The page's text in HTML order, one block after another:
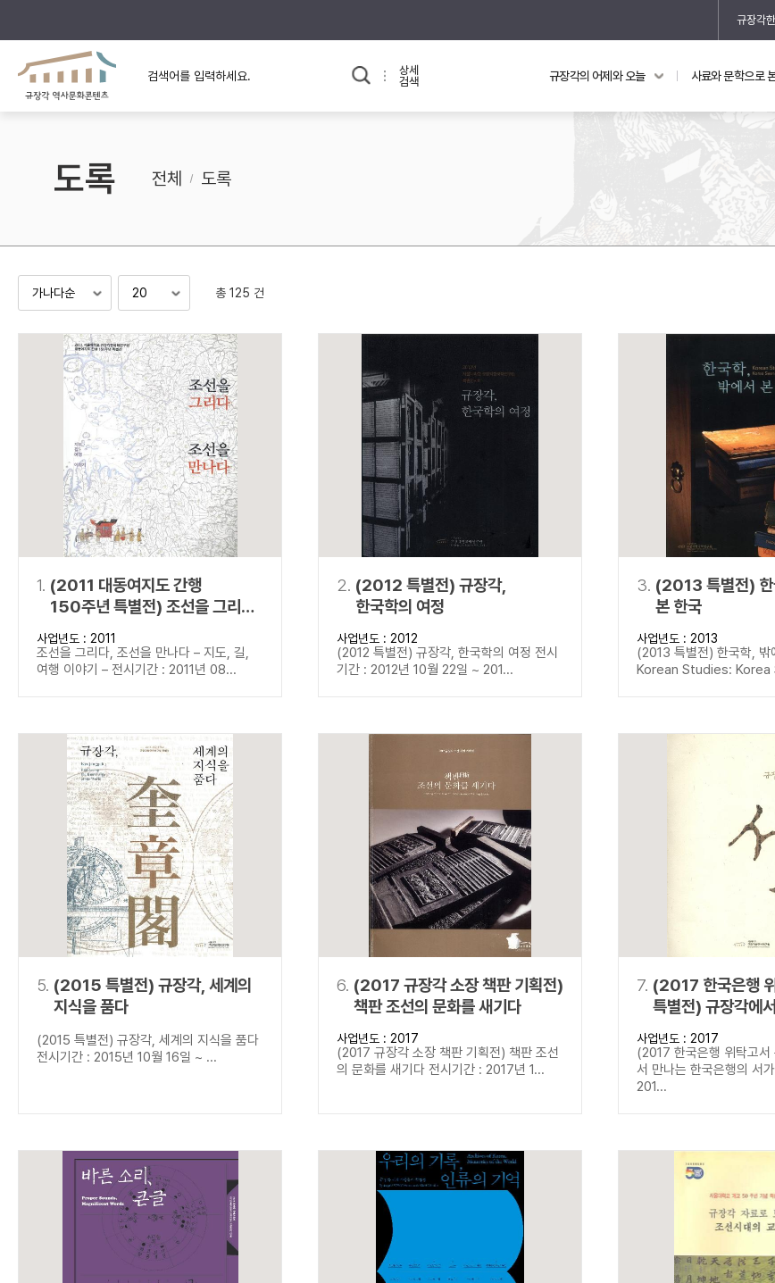
규장각
규장각의 어제와 오늘
규장각 소개영상
사료와 문학으로 본
고대
조선 후기
교과 연동 자료 의궤와 지리지
상세
검색
검색 연산자 사용안내
연산자 설명
AND 정조 AND 정약용
“정조”와 “정약용”이 동시에 포함된 자료를 검
OR 정조 OR 정약용 “정조” 또는 “정약용”이 포함된 자료를 검색
NOT 정조 NOT 정약용
“정조”가 나온 후 “정약용”이 나오지 않는 자
동시에 여러 개의 연산자를 사용할 수 있습니다.
규장각의 어제와 오늘 사료와 문학으로
도록 전체 도록
총 125 건
1. (2011 대동여지도 간행
150주년 특별전) 조선을 그리다,
조선을 만나다
사업년도 : 2011
조선을 그리다, 조선을 만나다 – 지도, 길,
여행 이야기 – 전시기간 : 2011년 08...
2. (2012 특별전) 규장각,
한국학의 여정
사업년도 : 2012
(2012 특별전) 규장각, 한국학의 여정 전시
기간 : 2012년 10월 22일 ~ 201...
3. (2013 특별전) 한
본 한국
사업년도 : 2013
(2013 특별전) 한국학, 밖
Korean Studies: Korea
5. (2015 특별전) 규장각, 세계의
지식을 품다
(2015 특별전) 규장각, 세계의 지식을 품다
전시기간 : 2015년 10월 16일 ~ ...
6. (2017 규장각 소장 책판 기획전)
책판 조선의 문화를 새기다
사업년도 : 2017
(2017 규장각 소장 책판 기획전) 책판 조선
의 문화를 새기다 전시기간 : 2017년 1...
7. (2017 한국은행
특별전) 규장각에
한국은행의 서가
사업년도 : 2017
(2017 한국은행 위탁고서
서 만나는 한국은행의 서
201...